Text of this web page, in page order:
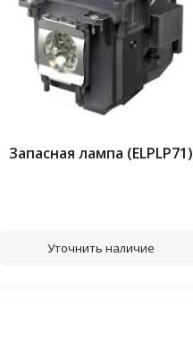
Запасная лампа (ELPLP71)
Уточнить наличие